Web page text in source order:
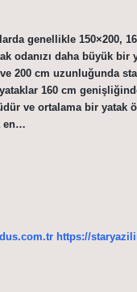
genellikle 150×200,
odanızı daha büyük
200 cm uzunluğunda
160 cm
ve ortalama bir yatak
en…
https://